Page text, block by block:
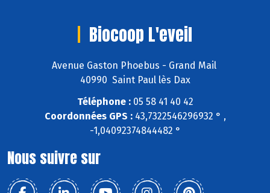
Biocoop L'eveil
Avenue Gaston Phoebus - Grand Mail
40990 Saint Paul lès Dax
Téléphone :05 58 41 40 42
Coordonnées GPS :43,7322546296932 ° ,
-1,04092374844482 °
Nous suivre sur